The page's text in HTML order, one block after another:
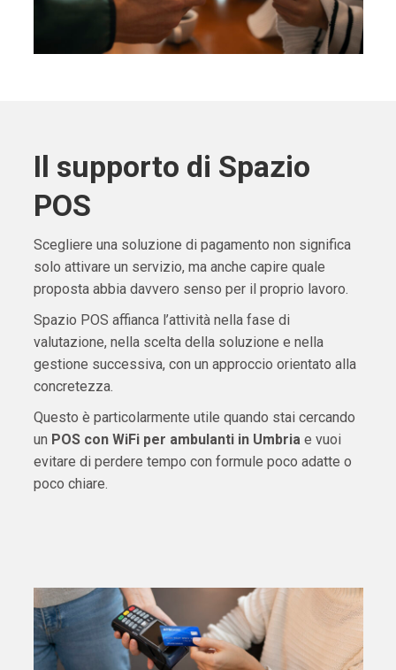
Il supporto di Spazio
POS
Scegliere una soluzione di pagamento non significa
solo attivare un servizio, ma anche capire quale
proposta abbia davvero senso per il proprio lavoro.
Spazio POS affianca l’attività nella fase di
valutazione, nella scelta della soluzione e nella
gestione successiva, con un approccio orientato alla
concretezza.
Questo è particolarmente utile quando stai cercando
un POS con WiFi per ambulanti in Umbriae vuoi
evitare di perdere tempo con formule poco adatte o
poco chiare.